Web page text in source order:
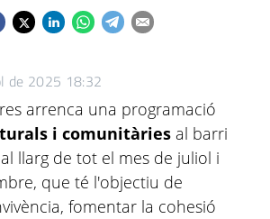
de 2025 18:32
arrenca una programació
i comunitàries al barri
llarg de tot el mes de juliol i
que té l'objectiu de
fomentar la cohesió